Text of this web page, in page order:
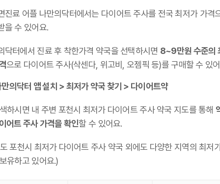
진료 어플 나만의닥터에서는 다이어트 주사를 전국 최저가 가격
을 수 있어요.
닥터에서 진료 후 착한가격 약국을 선택하시면 8~9만원 수준의
으로 다이어트 주사(삭센다, 위고비, 오젬픽 등)를 구매할 수 있
의닥터 앱 설치 > 최저가 약국 찾기 > 다이어트약
하시면 내 주변 포천시 최저가 다이어트 주사 약국 지도를 통해
어트 주사 가격을 확인할 수 있어요.
포천시 최저가 다이어트 주사 약국 외에도 다양한 지역의 최저
유하고 있어요.)